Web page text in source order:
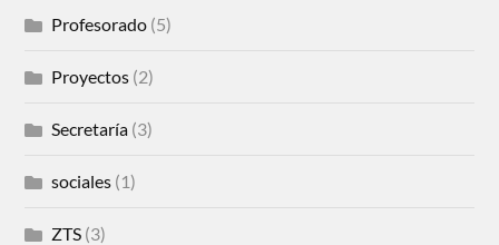
Profesorado (5)
Proyectos (2)
Secretaría (3)
sociales (1)
ZTS (3)